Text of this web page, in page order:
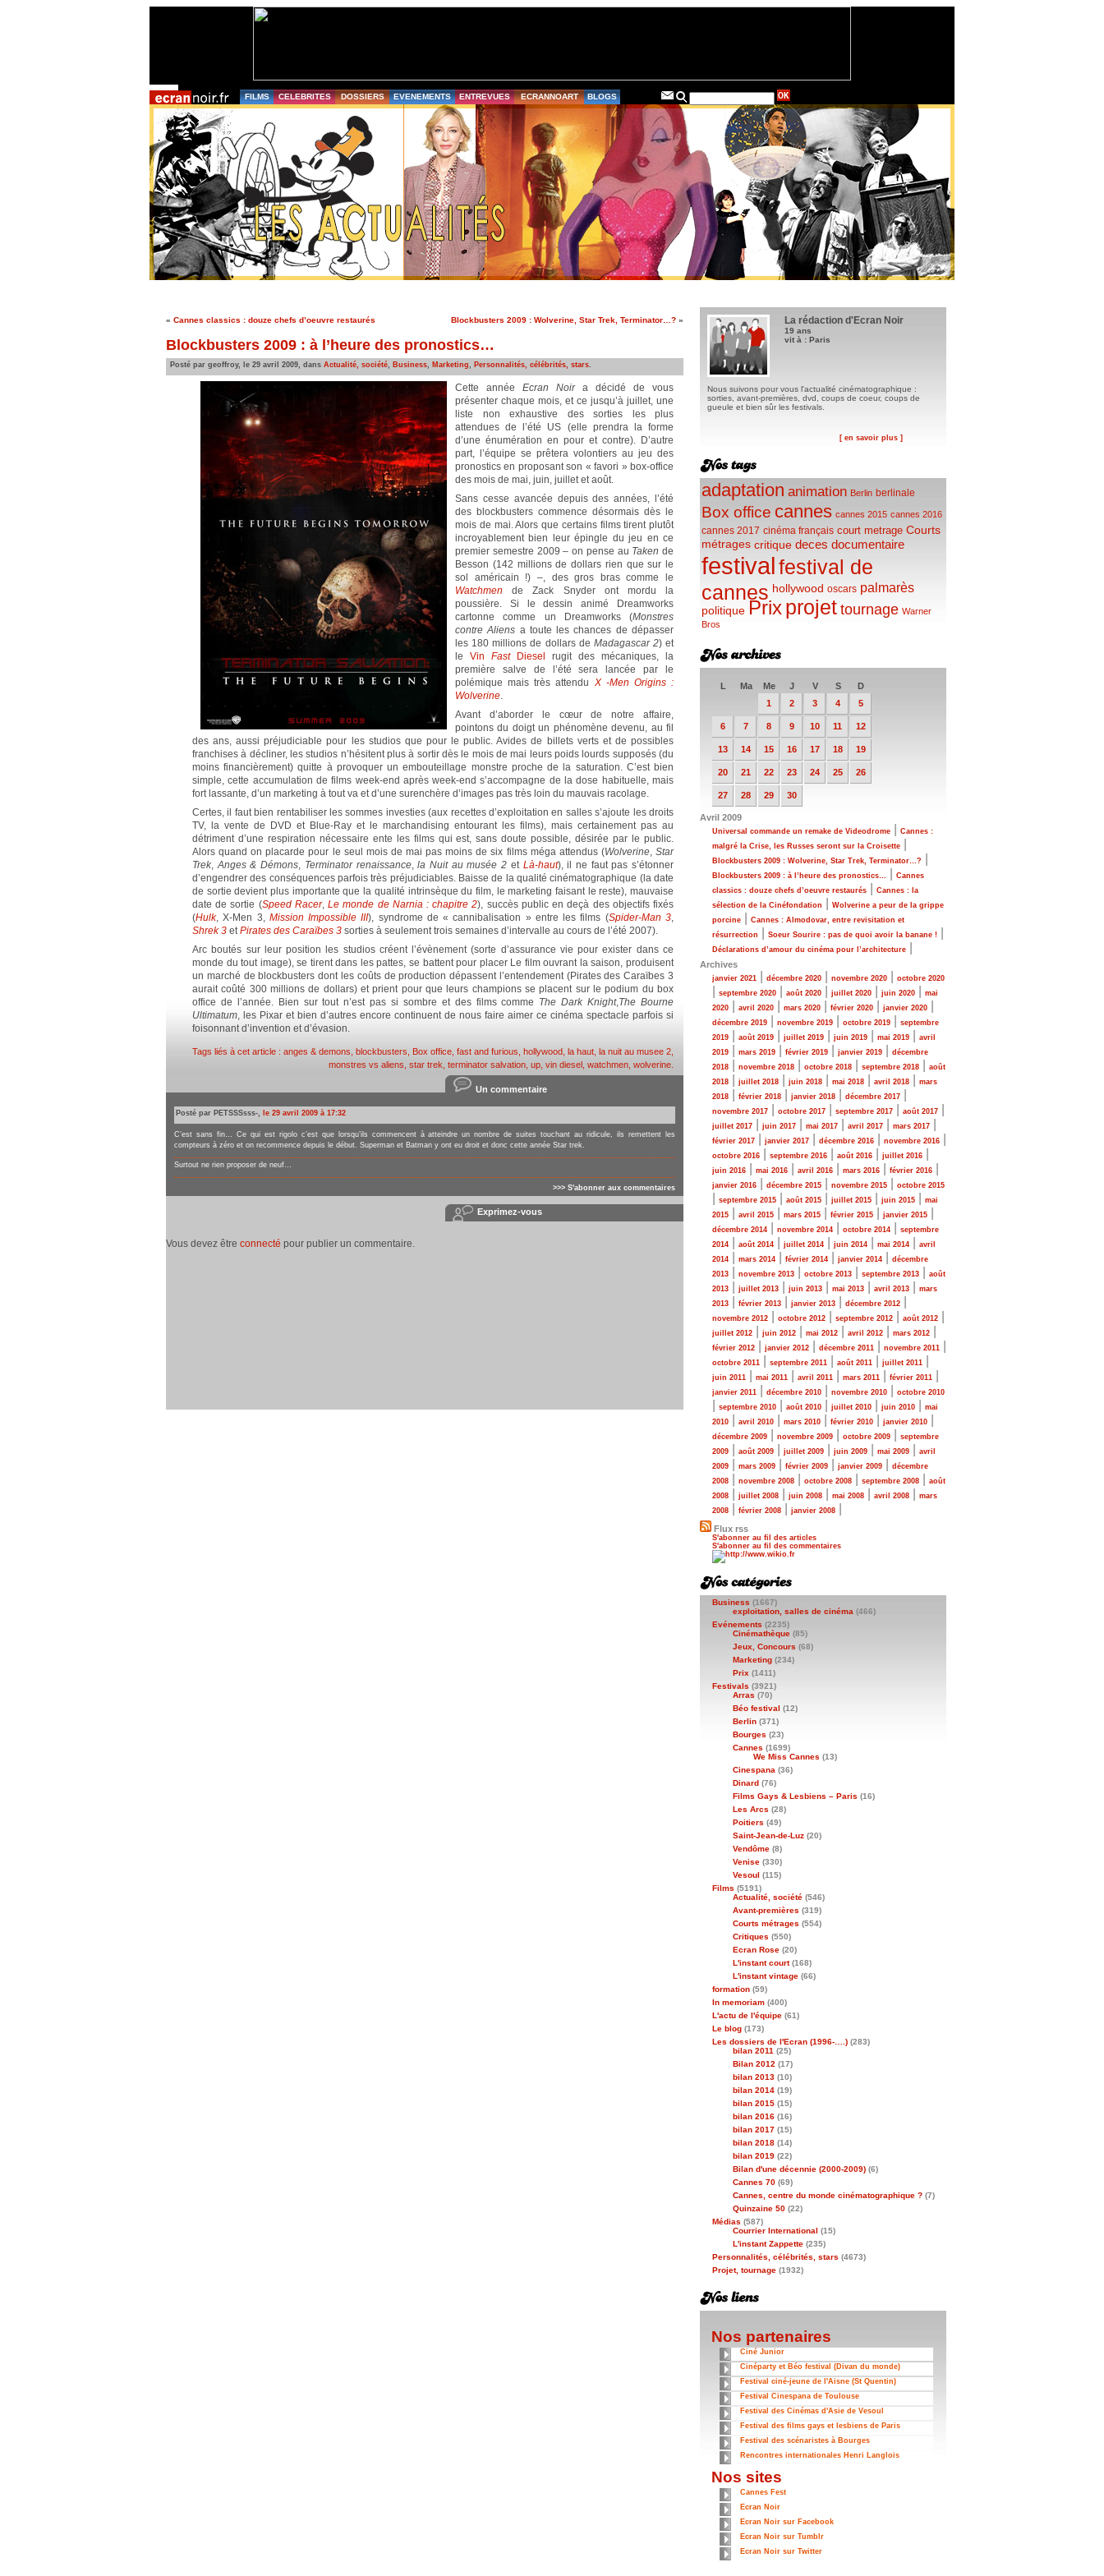
FILMS CELEBRITES DOSSIERS EVENEMENTS ENTREVUES ECRANNOART BLOGS
« Cannes classics : douze chefs d’oeuvre restaurés Blockbusters 2009 : Wolverine, Star Trek, Terminator…? »
Blockbusters 2009 : à l’heure des pronostics…
Posté par geoffroy, le 29 avril 2009, dans Actualité, société, Business, Marketing, Personnalités, célébrités, stars.
Cette année Ecran Noira décidé de vous
présenter chaque mois, et ce jusqu’à juillet, une
liste non exhaustive des sorties les plus
attendues de l’été US (elle prendra la forme
d’une énumération en pour et contre). D’autre
part, l’équipe se prêtera volontiers au jeu des
pronostics en proposant son « favori » box-office
des mois de mai, juin, juillet et août.
Sans cesse avancée depuis des années, l’été
des blockbusters commence désormais dès le
mois de mai. Alors que certains films tirent plutôt
incroyablement bien leur épingle du jeu en ce
premier semestre 2009 – on pense au Taken de
Besson (142 millions de dollars rien que sur le
sol américain !) –, des gros bras comme le
Watchmen de Zack Snyder ont mordu la
poussière. Si le dessin animé Dreamworks
cartonne comme un Dreamworks (Monstres
contre Aliens a toute les chances de dépasser
les 180 millions de dollars de Madagascar 2) et
le Vin FastDiesel
rugit des mécaniques, la
première salve de l’été sera lancée par le
polémique mais très attendu X -Men Origins :
Wolverine.
Avant d’aborder le cœur de notre affaire,
pointons du doigt un phénomène devenu, au fil
des ans, aussi préjudiciable pour les studios que pour le public. Avides de billets verts et de possibles
franchises à décliner, les studios n’hésitent plus à sortir dès le mois de mai leurs poids lourds supposés (du
moins financièrement) quitte à provoquer un embouteillage monstre proche de la saturation. C’est bien
simple, cette accumulation de films week-end après week-end s’accompagne de la dose habituelle, mais
fort lassante, d’un marketing à tout va et d’une surenchère d’images pas très loin du mauvais racolage.
Certes, il faut bien rentabiliser les sommes investies (aux recettes d’exploitation en salles s’ajoute les droits
TV, la vente de DVD et Blue-Ray et le marchandising entourant les films), mais certainement pas au
détriment d’une respiration nécessaire ente les films qui est, sans doute possible, désirée par le public.
Alors quand on placarde pour le seul mois de mai pas moins de six films méga attendus (Wolverine,Star
Trek,Anges & Démons, Terminator renaissance,la Nuit au musée 2 et Là-haut), il ne faut pas s’étonner
d’engendrer des conséquences parfois très préjudiciables. Baisse de la qualité cinématographique (la date
de sortie devient plus importante que la qualité intrinsèque du film, le marketing faisant le reste), mauvaise
date de sortie (Speed Racer,Le monde de Narnia : chapitre 2), succès public en deçà des objectifs fixés
(Hulk, X-Men 3, Mission Impossible III), syndrome de « cannibalisation » entre les films (Spider-Man 3,
Shrek 3 etPirates des Caraïbes 3 sorties à seulement trois semaines d’intervalle au cours de l’été 2007).
Arc boutés sur leur position les studios créent l’évènement (sorte d’assurance vie pour exister dans ce
monde du tout image), se tirent dans les pattes, se battent pour placer Le film ouvrant la saison, produisent
un marché de blockbusters dont les coûts de production dépassent l’entendement (Pirates des Caraïbes 3
aurait coûté 300 millions de dollars) et prient pour que leurs champions se placent sur le podium du box
office de l’année. Bien sur tout n’est pas si sombre et des films comme The Dark Knight,The Bourne
Ultimatum, les Pixar et bien d’autres encore continuent de nous faire aimer ce cinéma spectacle parfois si
foisonnant d’invention et d’évasion.
Tags liés à cet article : anges & demons blockbusters Box office fast and furious hollywood la haut la nuit au musee 2
monstres vs aliens star trek terminator salvation up vin diesel watchmen wolverine
Un commentaire
Posté par PETSSSsss-, le 29 avril 2009 à 17:32
C’est sans fin… Ce qui est rigolo c’est que lorsqu’ils commencent à atteindre un nombre de suites touchant au ridicule, ils remettent les
compteurs à zéro et on recommence depuis le début. Superman et Batman y ont eu droit et donc cette année Star trek.
Surtout ne rien proposer de neuf…
>>> S'abonner aux commentaires
Exprimez-vous
Vous devez être connecté pour publier un commentaire.
La rédaction d'Ecran Noir
19 ans
vit à : Paris
Nous suivons pour vous l'actualité cinématographique :
sorties, avant-premières, dvd, coups de coeur, coups de
gueule et bien sûr les festivals.
[ en savoir plus ]
adaptation animation Berlin berlinale
Box office cannes cannes 2015 cannes 2016
cannes 2017 cinéma français court metrage Courts
métrages critique deces documentaire
festivalfestival de
cannes hollywood oscars palmarès
politique Prixprojet tournage Warner
Bros
L Ma Me J V S
D
1
2 3 4 5
6 7 8 9 10 11 12
13 14 15 16 17 18 19
20 21 22 23 24 25 26
27 28 29 30
Avril 2009
Universal commande un remake de Videodrome
Cannes :
malgré la Crise, les Russes seront sur la Croisette
Blockbusters 2009 : Wolverine, Star Trek, Terminator…?
Blockbusters 2009 : à l’heure des pronostics…
Cannes
classics : douze chefs d’oeuvre restaurés
Cannes : la
sélection de la Cinéfondation
Wolverine a peur de la grippe
porcine
Cannes : Almodovar, entre revisitation et
résurrection
Soeur Sourire : pas de quoi avoir la banane !
Déclarations d’amour du cinéma pour l’architecture
Archives
janvier 2021 décembre 2020 novembre 2020 octobre 2020
septembre 2020 août 2020 juillet 2020 juin 2020
mai
2020
avril 2020 mars 2020 février 2020 janvier 2020
décembre 2019 novembre 2019 octobre 2019
septembre
2019
août 2019 juillet 2019 juin 2019 mai 2019
avril
2019
mars 2019 février 2019 janvier 2019
décembre
2018
novembre 2018 octobre 2018 septembre 2018
août
2018
juillet 2018 juin 2018 mai 2018 avril 2018
mars
2018
février 2018 janvier 2018 décembre 2017
novembre 2017 octobre 2017 septembre 2017 août 2017
juillet 2017 juin 2017 mai 2017 avril 2017 mars 2017
février 2017 janvier 2017 décembre 2016 novembre 2016
octobre 2016 septembre 2016 août 2016 juillet 2016
juin 2016 mai 2016 avril 2016 mars 2016 février 2016
janvier 2016 décembre 2015 novembre 2015 octobre 2015
septembre 2015 août 2015 juillet 2015 juin 2015
mai
2015
avril 2015 mars 2015 février 2015 janvier 2015
décembre 2014 novembre 2014 octobre 2014
septembre
2014
août 2014 juillet 2014 juin 2014 mai 2014
avril
2014
mars 2014 février 2014 janvier 2014
décembre
2013
novembre 2013 octobre 2013 septembre 2013
août
2013
juillet 2013 juin 2013 mai 2013 avril 2013
mars
2013
février 2013 janvier 2013 décembre 2012
novembre 2012 octobre 2012 septembre 2012 août 2012
juillet 2012 juin 2012 mai 2012 avril 2012 mars 2012
février 2012 janvier 2012 décembre 2011 novembre 2011
octobre 2011 septembre 2011 août 2011 juillet 2011
juin 2011 mai 2011 avril 2011 mars 2011 février 2011
janvier 2011 décembre 2010 novembre 2010 octobre 2010
septembre 2010 août 2010 juillet 2010 juin 2010
mai
2010
avril 2010 mars 2010 février 2010 janvier 2010
décembre 2009 novembre 2009 octobre 2009
septembre
2009
août 2009 juillet 2009 juin 2009 mai 2009
avril
2009
mars 2009 février 2009 janvier 2009
décembre
2008
novembre 2008 octobre 2008 septembre 2008
août
2008
juillet 2008 juin 2008 mai 2008 avril 2008
mars
2008
février 2008 janvier 2008
Flux rss
S'abonner au fil des articles
S'abonner au fil des commentaires
Business (1667)
exploitation, salles de cinéma (466)
Evénements (2235)
Cinémathèque (85)
Jeux, Concours (68)
Marketing (234)
Prix (1411)
Festivals (3921)
Arras (70)
Béo festival (12)
Berlin (371)
Bourges (23)
Cannes (1699)
We Miss Cannes (13)
Cinespana (36)
Dinard (76)
Films Gays & Lesbiens – Paris (16)
Les Arcs (28)
Poitiers (49)
Saint-Jean-de-Luz (20)
Vendôme (8)
Venise (330)
Vesoul (115)
Films (5191)
Actualité, société (546)
Avant-premières (319)
Courts métrages (554)
Critiques (550)
Ecran Rose (20)
L'instant court(168)
L'instant vintage (66)
formation (59)
In memoriam (400)
L'actu de l'équipe (61)
Le blog (173)
Les dossiers de l'Ecran (1996-….) (283)
bilan 2011 (25)
Bilan 2012 (17)
bilan 2013 (10)
bilan 2014 (19)
bilan 2015 (15)
bilan 2016 (16)
bilan 2017 (15)
bilan 2018 (14)
bilan 2019 (22)
Bilan d'une décennie (2000-2009) (6)
Cannes 70 (69)
Cannes, centre du monde cinématographique ? (7)
Quinzaine 50 (22)
Médias (587)
Courrier International (15)
L'instant Zappette (235)
Personnalités, célébrités, stars (4673)
Projet, tournage (1932)
Nos partenaires
Ciné Junior
Cinéparty et Béo festival (Divan du monde)
Festival ciné-jeune de l'Aisne (St Quentin)
Festival Cinespana de Toulouse
Festival des Cinémas d'Asie de Vesoul
Festival des films gays et lesbiens de Paris
Festival des scénaristes à Bourges
Rencontres internationales Henri Langlois
Nos sites
Cannes Fest
Ecran Noir
Ecran Noir sur Facebook
Ecran Noir sur Tumblr
Ecran Noir sur Twitter